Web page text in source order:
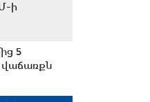
ի
5
վաճառքն